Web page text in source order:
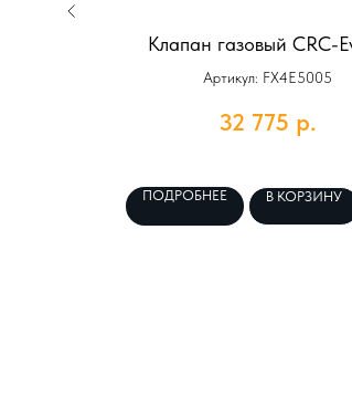
Клапан газовый CRC-
Артикул: FX4E5005
32 775 р.
ПОДРОБНЕЕ В КОРЗИНУ